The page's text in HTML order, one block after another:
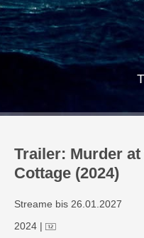
Trailer: Murder at
Cottage (2024)
Streame bis 26.01.2027
2024 |